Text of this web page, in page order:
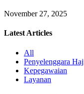
November 27, 2025
Latest Articles
All
Penyelenggara
Kepegawaian
Layanan